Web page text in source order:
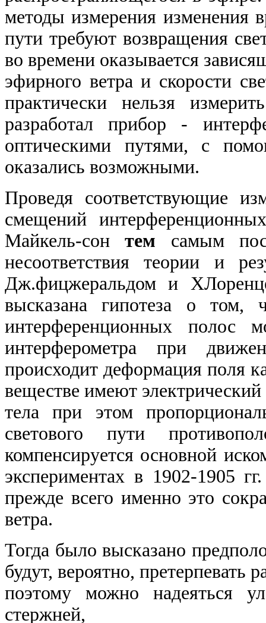
методы измерения изменения
пути требуют возвращения
во времени оказывается
эфирного ветра и скорости
практически нельзя
разработал прибор -
оптическими путями, с
оказались возможными.
Проведя соответствующие
смещений
Майкель-сон тем самым
несоответствия теории и
Дж.фицжеральдом и
высказана гипотеза о том,
интерференционных полос
интерферометра при
происходит деформация поля
веществе имеют
тела при
этом
светового пути
компенсируется основной
экспериментах в 1902-1905
прежде всего именно это
ветра.
Тогда было высказано
будут, вероятно, претерпевать
поэтому можно надеяться
стержней,